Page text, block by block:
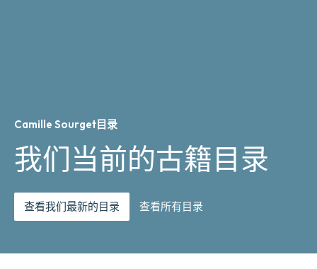
Camille Sourget目录
我们当前的古籍目录
查看我们最新的目录 查看所有目录